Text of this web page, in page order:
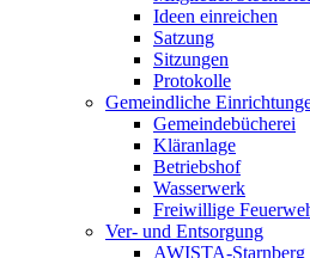
Ideen einreichen
Satzung
Sitzungen
Protokolle
Gemeindliche
Gemeindebücherei
Kläranlage
Betriebshof
Wasserwerk
Freiwillige
Ver- und Entsorgung
AWISTA-Starnberg